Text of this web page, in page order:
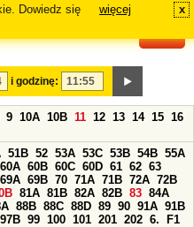
Dowiedz się
więcej x
i godzinę:
9 10A 10B 11 12 13 14 15 16
51B 52 53A 53C 53B 54B 55A
60A 60B 60C 60D 61 62 63
69A 69B 70 71A 71B 72A 72B
81A 81B 82A 82B 83 84A
88B 88C 88D 89 90 91A 91B
97B 99 100 101 201 202 6.
F1